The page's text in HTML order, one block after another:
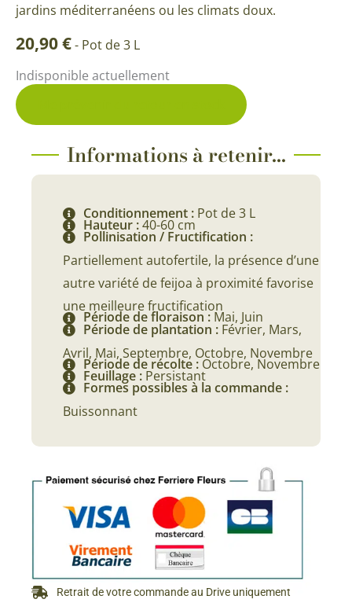
jardins méditerranéens ou les climats doux.
20,90€- Pot de 3 L
Indisponible actuellement
Informations à retenir...
Conditionnement : Pot de 3 L
Hauteur :40-60 cm
Pollinisation / Fructification :
Partiellement autofertile, la présence d’une
autre variété de feijoa à proximité favorise
une meilleure fructification
Période de floraison : Mai, Juin
Période de plantation : Février, Mars,
Avril, Mai, Septembre, Octobre, Novembre
Période de récolte : Octobre, Novembre
Feuillage : Persistant
Formes possibles à la commande :
Buissonnant
Retrait de votre commande au Drive uniquement